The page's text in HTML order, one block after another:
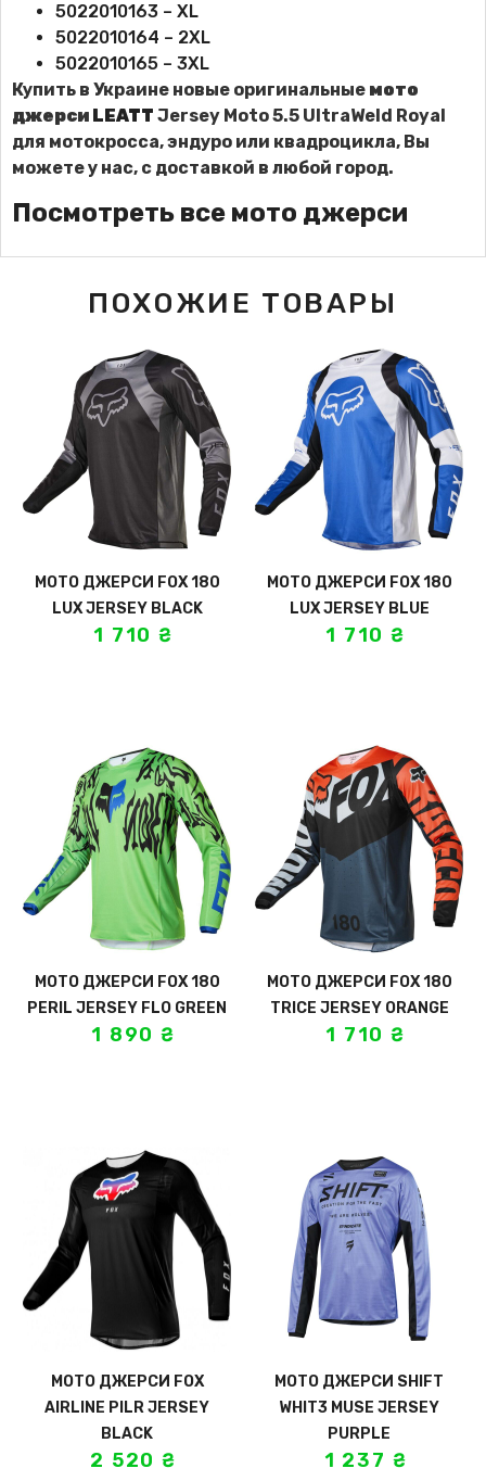
5022010163 – XL
5022010164 – 2XL
5022010165 – 3XL
Купить в Украине новые оригинальные мото
джерси LEATT Jersey Moto 5.5 UltraWeld Royal
для мотокросса, эндуро или квадроцикла, Вы
можете у нас, с доставкой в любой город.
Посмотреть все мото джерси
ПОХОЖИЕ ТОВАРЫ
МОТО ДЖЕРСИ FOX 180
LUX JERSEY BLACK
1 710 ₴
МОТО ДЖЕРСИ FOX 180
LUX JERSEY BLUE
1 710 ₴
МОТО ДЖЕРСИ FOX 180
PERIL JERSEY FLO GREEN
1 890 ₴
МОТО ДЖЕРСИ FOX 180
TRICE JERSEY ORANGE
1 710 ₴
МОТО ДЖЕРСИ FOX
AIRLINE PILR JERSEY
BLACK
2 520 ₴
МОТО ДЖЕРСИ SHIFT
WHIT3 MUSE JERSEY
PURPLE
1 237 ₴